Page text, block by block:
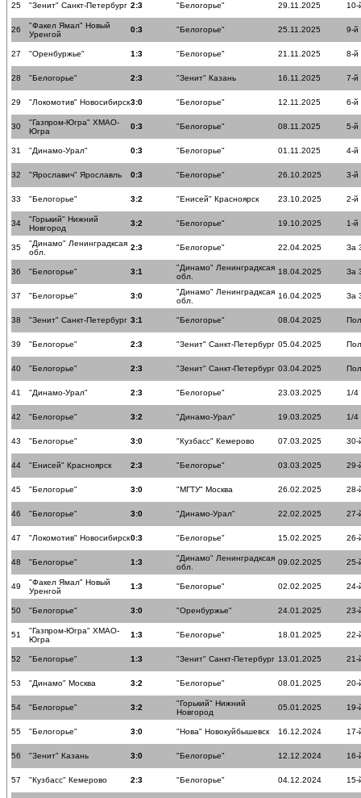
25 "Зенит" Санкт-Петербург 2:3 "Белогорье" 29.11.2025 10-
26
"Факел Ямал" Новый
Уренгой
0:3 "Белогорье" 25.11.2025 9-й
27 "Оренбуржье" 1:3 "Белогорье" 21.11.2025 8-й
28 "Белогорье" 2:3 "Зенит" Казань 16.11.2025 7-й
29 "Локомотив" Новосибирск3:0 "Белогорье" 12.11.2025 6-й
30
"Газпром-Югра" ХМАО-
Югра
0:3 "Белогорье" 08.11.2025 5-й
31 "Динамо-Урал" 0:3 "Белогорье" 01.11.2025 4-й
32 "Ярославич" Ярославль 0:3 "Белогорье" 26.10.2025 3-й
33 "Белогорье" 3:2 "Енисей" Красноярск 23.10.2025 2-й
34
"Горький" Нижний
Новгород
3:2 "Белогорье" 19.10.2025 1-й
35
"Динамо" Ленинградксая
обл.
2:3 "Белогорье" 22.04.2025 За
36 "Белогорье" 3:1
"Динамо" Ленинградксая
обл.
18.04.2025 За
37 "Белогорье" 3:0
"Динамо" Ленинградксая
обл.
16.04.2025 За
38 "Зенит" Санкт-Петербург 3:1 "Белогорье" 08.04.2025
39 "Белогорье" 2:3 "Зенит" Санкт-Петербург 05.04.2025
40 "Белогорье" 2:3 "Зенит" Санкт-Петербург 03.04.2025
41 "Динамо-Урал" 2:3 "Белогорье" 23.03.2025 1/4
42 "Белогорье" 3:2 "Динамо-Урал" 19.03.2025 1/4
43 "Белогорье" 3:0 "Кузбасс" Кемерово 07.03.2025 30-
44 "Енисей" Красноярск 2:3 "Белогорье" 03.03.2025 29-
45 "Белогорье" 3:0 "МГТУ" Москва 26.02.2025 28-
46 "Белогорье" 3:0 "Динамо-Урал" 22.02.2025 27-
47 "Локомотив" Новосибирск0:3 "Белогорье" 15.02.2025 26-
48 "Белогорье" 1:3
"Динамо" Ленинградксая
обл.
09.02.2025 25-
49
"Факел Ямал" Новый
Уренгой
1:3 "Белогорье" 02.02.2025 24-
50 "Белогорье" 3:0 "Оренбуржье" 24.01.2025 23-
51
"Газпром-Югра" ХМАО-
Югра
1:3 "Белогорье" 18.01.2025 22-
52 "Белогорье" 1:3 "Зенит" Санкт-Петербург 13.01.2025 21-
53 "Динамо" Москва 3:2 "Белогорье" 08.01.2025 20-
54 "Белогорье" 3:2
"Горький" Нижний
Новгород
05.01.2025 19-
55 "Белогорье" 3:0 "Нова" Новокуйбышевск 16.12.2024 17-
56 "Зенит" Казань 3:0 "Белогорье" 12.12.2024 16-
57 "Кузбасс" Кемерово 2:3 "Белогорье" 04.12.2024 15-